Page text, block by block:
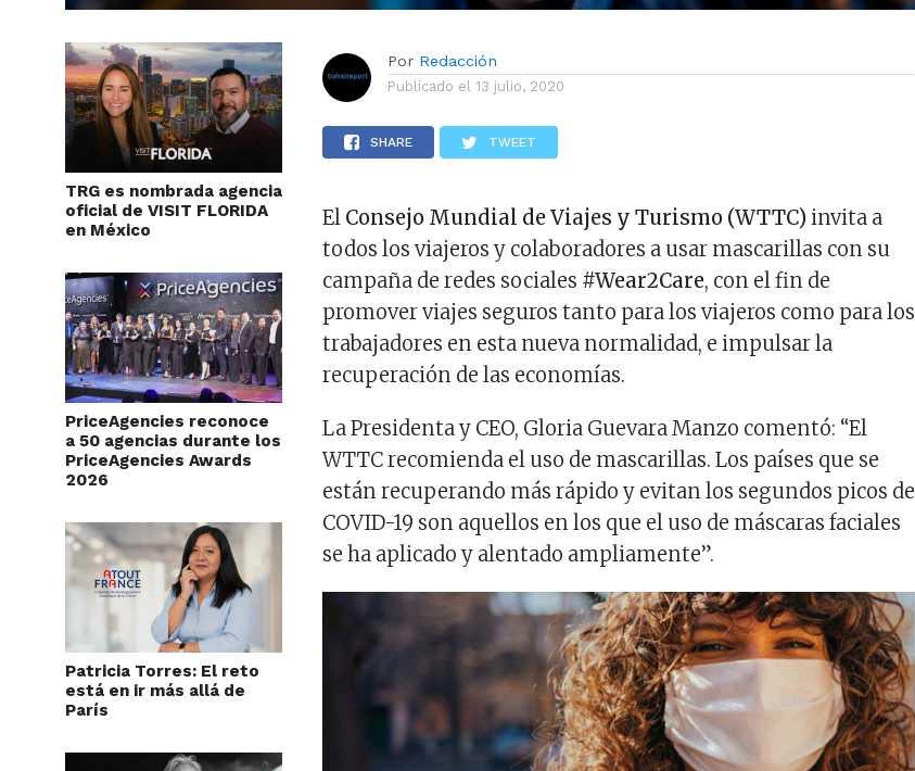
TRG es nombrada agencia
oficial de VISIT FLORIDA
en México
PriceAgencies reconoce
a 50 agencias durante los
PriceAgencies Awards
2026
Patricia Torres: El reto
está en ir más allá de
París
Por Redacción
Publicado el 13 julio, 2020
SHARE TWEET
El Consejo Mundial de Viajes y Turismo (WTTC)invita a
todos los viajeros y colaboradores a usar mascarillas con su
campaña de redes sociales #Wear2Care, con el fin de
promover viajes seguros tanto para los viajeros como para los
trabajadores en esta nueva normalidad, e impulsar la
recuperación de las economías.
La Presidenta y CEO, Gloria Guevara Manzo comentó: “El
WTTC recomienda el uso de mascarillas. Los países que se
están recuperando más rápido y evitan los segundos picos de
COVID-19 son aquellos en los que el uso de máscaras faciales
se ha aplicado y alentado ampliamente”.